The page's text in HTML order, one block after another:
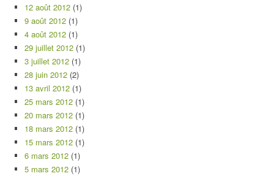
12 août 2012 (1)
9 août 2012 (1)
4 août 2012 (1)
29 juillet 2012 (1)
3 juillet 2012 (1)
28 juin 2012 (2)
13 avril 2012 (1)
25 mars 2012 (1)
20 mars 2012 (1)
18 mars 2012 (1)
15 mars 2012 (1)
6 mars 2012 (1)
5 mars 2012 (1)